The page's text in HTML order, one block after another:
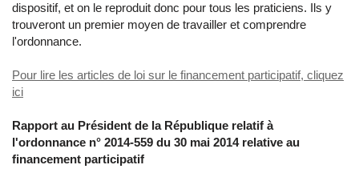
dispositif, et on le reproduit donc pour tous les praticiens. Ils y
trouveront un premier moyen de travailler et comprendre
l'ordonnance.
Pour lire les articles de loi sur le financement participatif, cliquez
ici
Rapport au Président de la République relatif à
l'ordonnance n° 2014-559 du 30 mai 2014 relative au
financement participatif